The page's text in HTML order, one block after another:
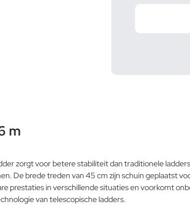
m
zorgt voor betere stabiliteit dan traditionele
De brede treden van 45 cm zijn schuin geplaatst
prestaties in verschillende situaties en voorkomt
van telescopische ladders.